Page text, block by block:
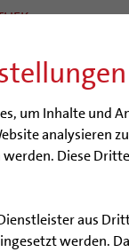
um Inhalte und
analysieren
Diese
aus
werden.